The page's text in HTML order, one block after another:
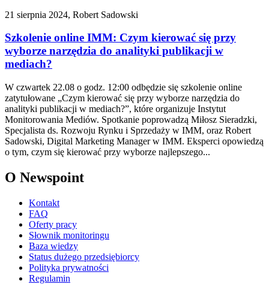
21 sierpnia 2024, Robert Sadowski
Szkolenie online IMM: Czym kierować się przy
wyborze narzędzia do analityki publikacji w
mediach?
W czwartek 22.08 o godz. 12:00 odbędzie się szkolenie online
zatytułowane „Czym kierować się przy wyborze narzędzia do
analityki publikacji w mediach?”, które organizuje Instytut
Monitorowania Mediów. Spotkanie poprowadzą Miłosz Sieradzki,
Specjalista ds. Rozwoju Rynku i Sprzedaży w IMM, oraz Robert
Sadowski, Digital Marketing Manager w IMM. Eksperci opowiedzą
o tym, czym się kierować przy wyborze najlepszego...
O Newspoint
Kontakt
FAQ
Oferty pracy
Słownik monitoringu
Baza wiedzy
Status dużego przedsiębiorcy
Polityka prywatności
Regulamin